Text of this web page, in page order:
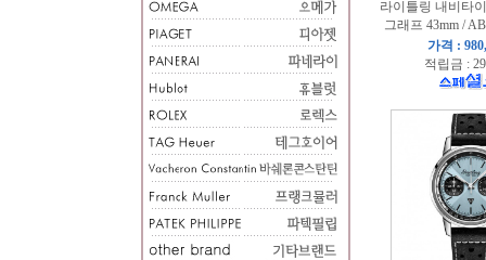
라이틀링 내비타
그래프 43mm /
가격 :
적립금 :